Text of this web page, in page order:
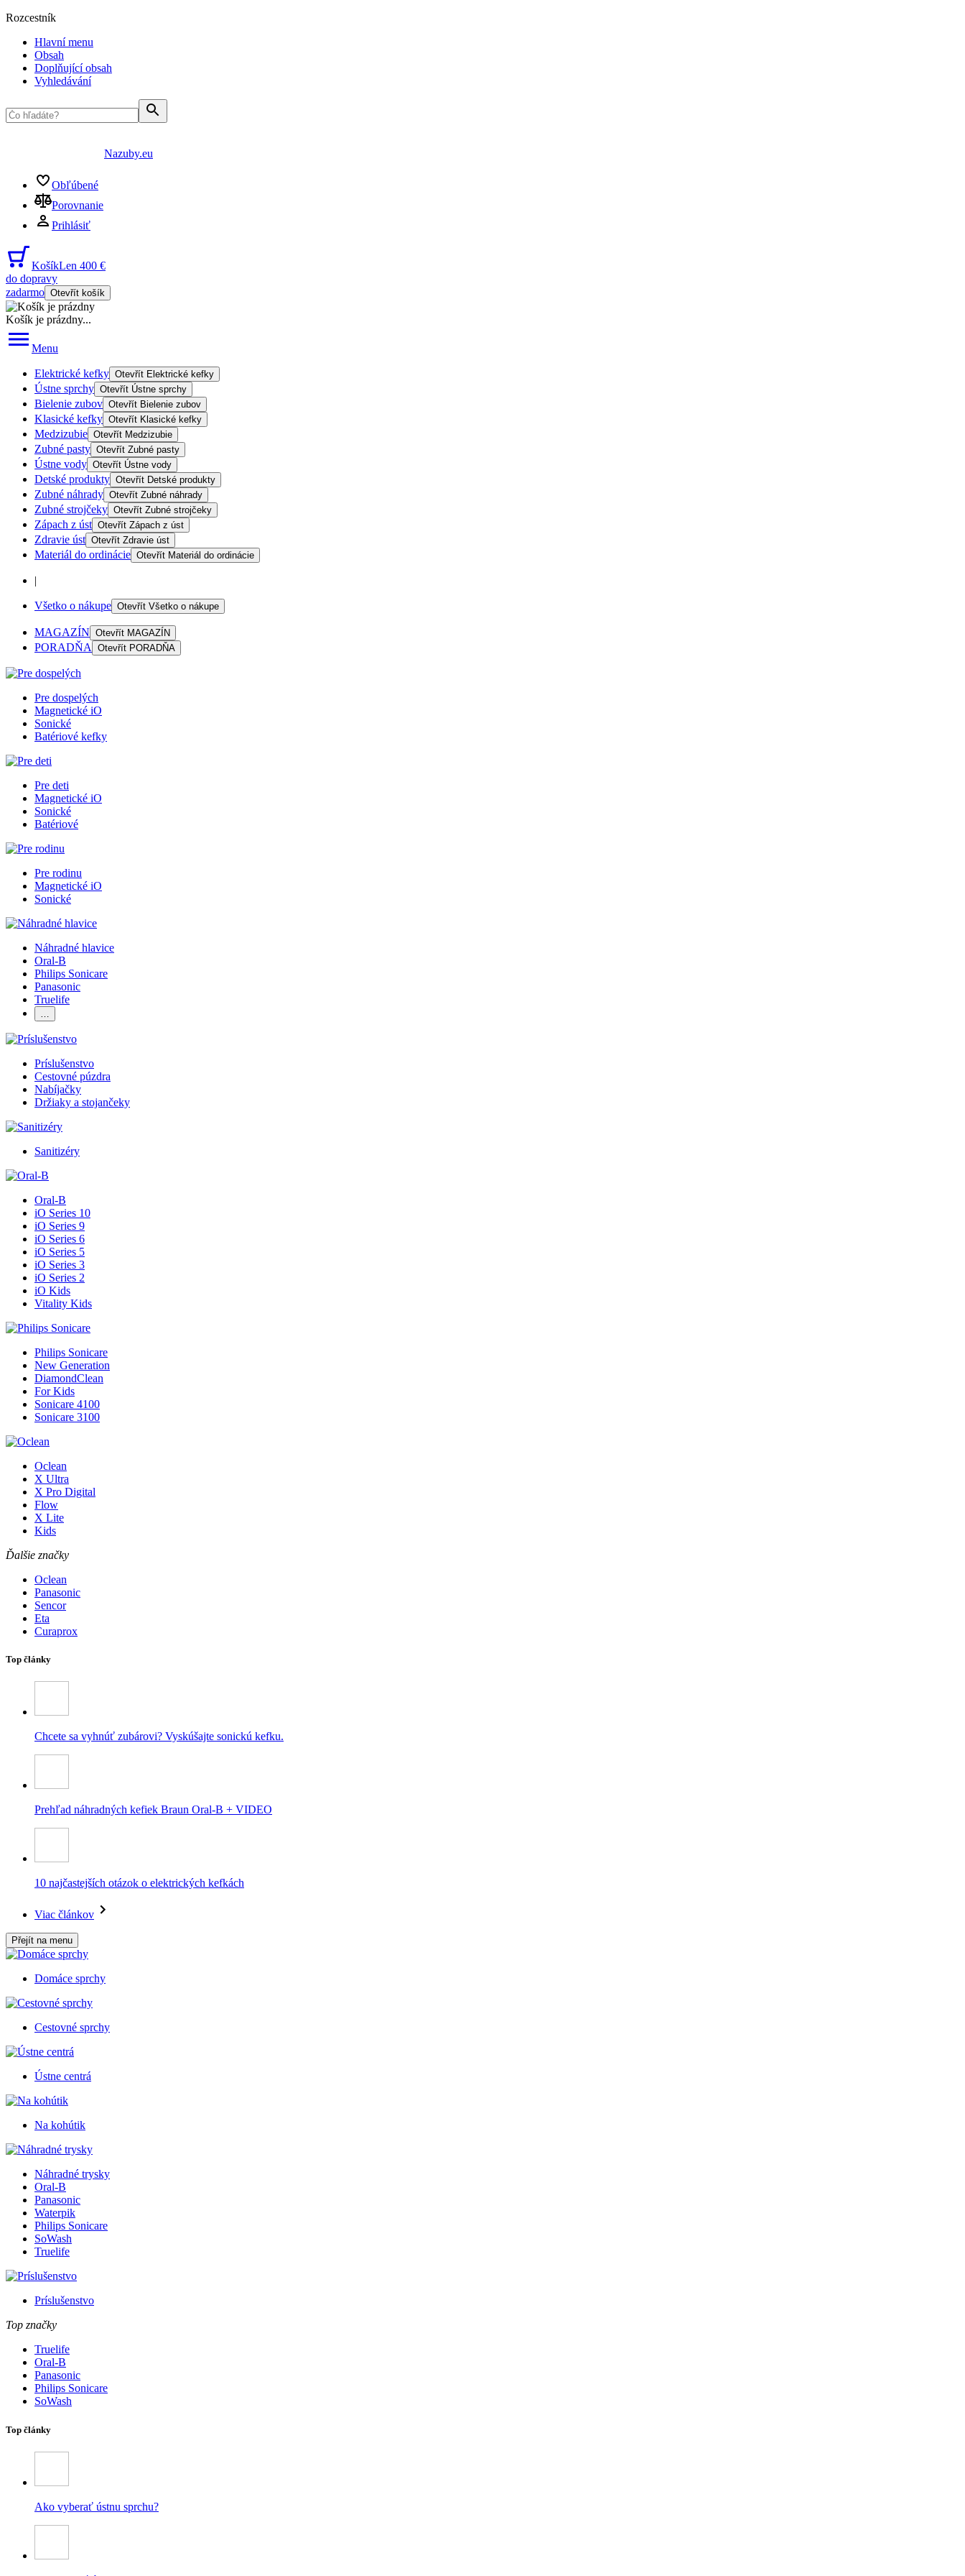
Rozcestník
Hlavní menu
Obsah
Doplňující obsah
Vyhledávání
Nazuby.eu
Obľúbené
Porovnanie
Prihlásiť
KošíkLen 400 €
do dopravy
zadarmo Otevřít košík
Košík je prázdny...
Menu
Elektrické kefky Otevřít Elektrické kefky
Ústne sprchy Otevřít Ústne sprchy
Bielenie zubov Otevřít Bielenie zubov
Klasické kefky Otevřít Klasické kefky
Medzizubie Otevřít Medzizubie
Zubné pasty Otevřít Zubné pasty
Ústne vody Otevřít Ústne vody
Detské produkty Otevřít Detské produkty
Zubné náhrady Otevřít Zubné náhrady
Zubné strojčeky Otevřít Zubné strojčeky
Zápach z úst Otevřít Zápach z úst
Zdravie úst Otevřít Zdravie úst
Materiál do ordinácie Otevřít Materiál do ordinácie
|
Všetko o nákupe Otevřít Všetko o nákupe
MAGAZÍN Otevřít MAGAZÍN
PORADŇA Otevřít PORADŇA
Pre dospelých
Magnetické iO
Sonické
Batériové kefky
Pre deti
Magnetické iO
Sonické
Batériové
Pre rodinu
Magnetické iO
Sonické
Náhradné hlavice
Oral-B
Philips Sonicare
Panasonic
Truelife
…
Príslušenstvo
Cestovné púzdra
Nabíjačky
Držiaky a stojančeky
Sanitizéry
Oral-B
iO Series 10
iO Series 9
iO Series 6
iO Series 5
iO Series 3
iO Series 2
iO Kids
Vitality Kids
Philips Sonicare
New Generation
DiamondClean
For Kids
Sonicare 4100
Sonicare 3100
Oclean
X Ultra
X Pro Digital
Flow
X Lite
Kids
Ďalšie značky
Oclean
Panasonic
Sencor
Eta
Curaprox
Top články
Chcete sa vyhnúť zubárovi? Vyskúšajte sonickú kefku.
Prehľad náhradných kefiek Braun Oral-B + VIDEO
10 najčastejších otázok o elektrických kefkách
Viac článkov
Přejít na menu
Domáce sprchy
Cestovné sprchy
Ústne centrá
Na kohútik
Náhradné trysky
Oral-B
Panasonic
Waterpik
Philips Sonicare
SoWash
Truelife
Príslušenstvo
Top značky
Truelife
Oral-B
Panasonic
Philips Sonicare
SoWash
Top články
Ako vyberať ústnu sprchu?